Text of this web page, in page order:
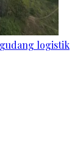
logistik